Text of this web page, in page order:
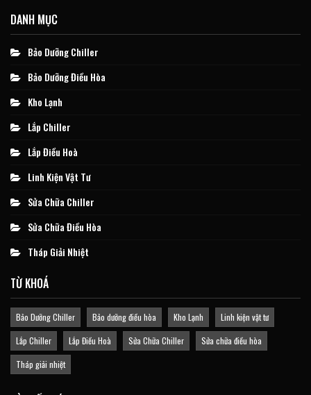
DANH MỤC
Bảo Dưỡng Chiller
Bảo Dưỡng Điều Hòa
Kho Lạnh
Lắp Chiller
Lắp Điều Hoà
Linh Kiện Vật Tư
Sửa Chữa Chiller
Sửa Chữa Điều Hòa
Tháp Giải Nhiệt
TỪ KHOÁ
Bảo Dưỡng Chiller Bảo dưỡng điều hòa Kho Lạnh
Linh kiện vật tư
Lắp Chiller
Lắp Điều Hoà Sửa Chữa Chiller
Sửa chữa điều hòa
Tháp giải nhiệt